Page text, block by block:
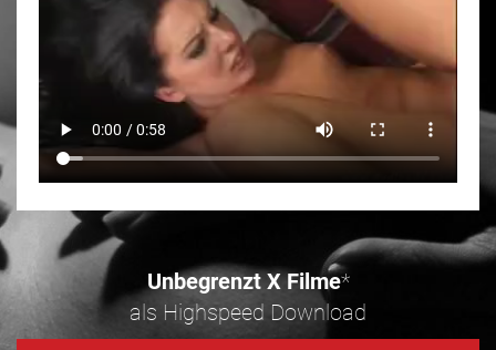
Unbegrenzt X Filme*
als Highspeed Download